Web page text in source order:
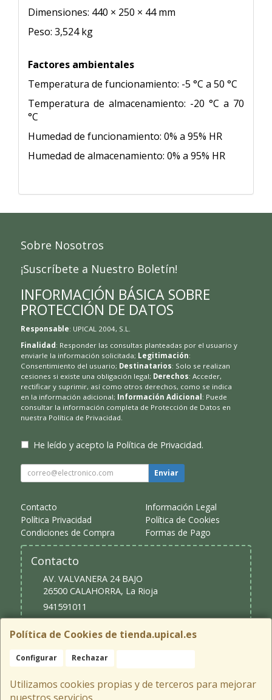
Dimensiones: 440 × 250 × 44 mm
Peso: 3,524 kg
Factores ambientales
Temperatura de funcionamiento: -5 °C a 50 °C
Temperatura de almacenamiento: -20 °C a 70
°C
Humedad de funcionamiento: 0% a 95% HR
Humedad de almacenamiento: 0% a 95% HR
Política de Cookies de tienda.upical.es
Configurar Rechazar
Utilizamos cookies propias y de terceros para mejorar
Sobre Nosotros
¡Suscríbete a Nuestro Boletín!
INFORMACIÓN BÁSICA SOBRE
PROTECCIÓN DE DATOS
Responsable: UPICAL 2004, S.L.
Finalidad: Responder las consultas planteadas por el usuario y
enviarle la información solicitada; Legitimación:
Consentimiento del usuario; Destinatarios: Solo se realizan
cesiones si existe una obligación legal; Derechos: Acceder,
rectificar y suprimir, así como otros derechos, como se indica
en la información adicional; Información Adicional: Puede
consultar la información completa de Protección de Datos en
nuestra Política de Privacidad
He leído y acepto la Política de Privacidad.
Enviar
Contacto
Información Legal
Política Privacidad
Política de Cookies
Condiciones de Compra
Formas de Pago
Contacto
AV. VALVANERA 24 BAJO
26500 CALAHORRA, La Rioja
941591011
upical@upical.es
Horario
9:30 - 13:30 y 16:30 - 20:00